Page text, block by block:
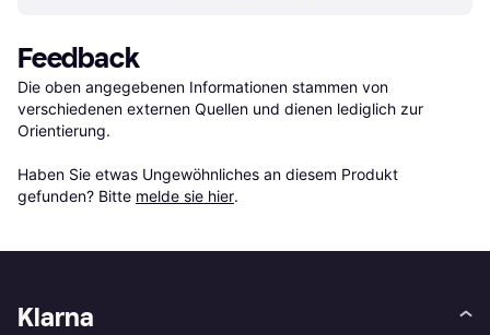
Feedback
Die oben angegebenen Informationen stammen von
verschiedenen externen Quellen und dienen lediglich zur
Orientierung.
Haben Sie etwas Ungewöhnliches an diesem Produkt
gefunden? Bitte melde sie hier.
Klarna